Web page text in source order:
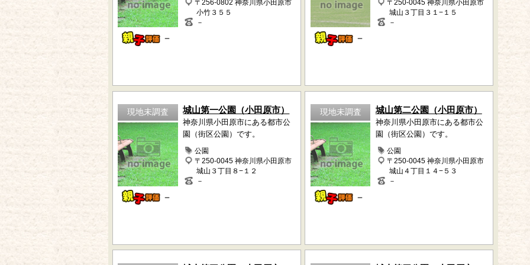
－
〒256-0802 神奈川県小田原市
小竹３５５
－
－
〒250-0045 神奈川県小田原市
城山３丁目３１−１５
－
現地未調査
－
城山第一公園（小田原市）
神奈川県小田原市にある都市公
園（街区公園）です。
公園
〒250-0045 神奈川県小田原市
城山３丁目８−１２
－
現地未調査
－
城山第二公園（小田原市）
神奈川県小田原市にある都市公
園（街区公園）です。
公園
〒250-0045 神奈川県小田原市
城山４丁目１４−５３
－